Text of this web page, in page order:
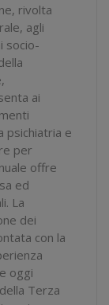
rivolta
agli
socio-
ai
psichiatria e
per
offre
ed
La
dei
con la
oggi
Terza